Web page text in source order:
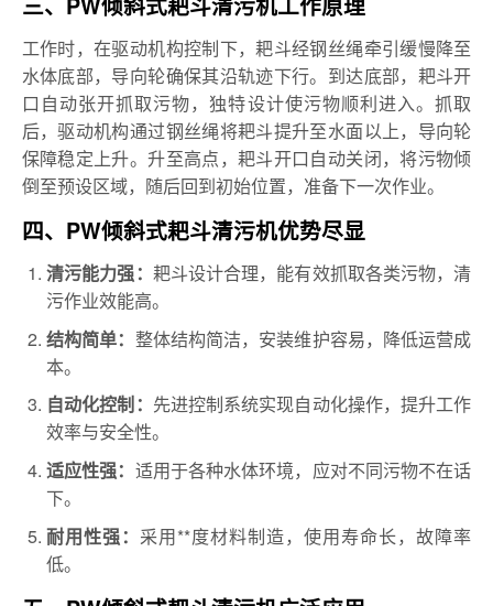
工作时，在驱动机构控制下，耙斗经钢丝绳牵引缓慢降至
水体底部，导向轮确保其沿轨迹下行。到达底部，耙斗开
口自动张开抓取污物，独特设计使污物顺利进入。抓取
后，驱动机构通过钢丝绳将耙斗提升至水面以上，导向轮
保障稳定上升。升至高点，耙斗开口自动关闭，将污物倾
倒至预设区域，随后回到初始位置，准备下一次作业。
四、PW倾斜式耙斗清污机优势尽显
清污能力强： 耙斗设计合理，能有效抓取各类污物，清
污作业效能高。
结构简单： 整体结构简洁，安装维护容易，降低运营成
本。
自动化控制： 先进控制系统实现自动化操作，提升工作
效率与安全性。
适应性强： 适用于各种水体环境，应对不同污物不在话
下。
耐用性强： 采用**度材料制造，使用寿命长，故障率
低。